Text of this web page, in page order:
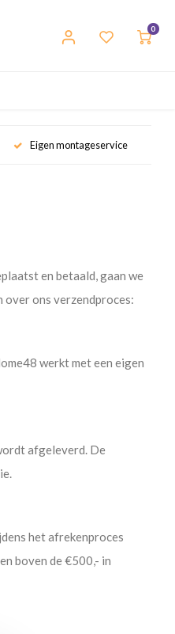
0
Eigen montageservice
en betaald, gaan we
over ons verzendproces:
werkt met een eigen
afgeleverd. De
het afrekenproces
boven de €500,- in